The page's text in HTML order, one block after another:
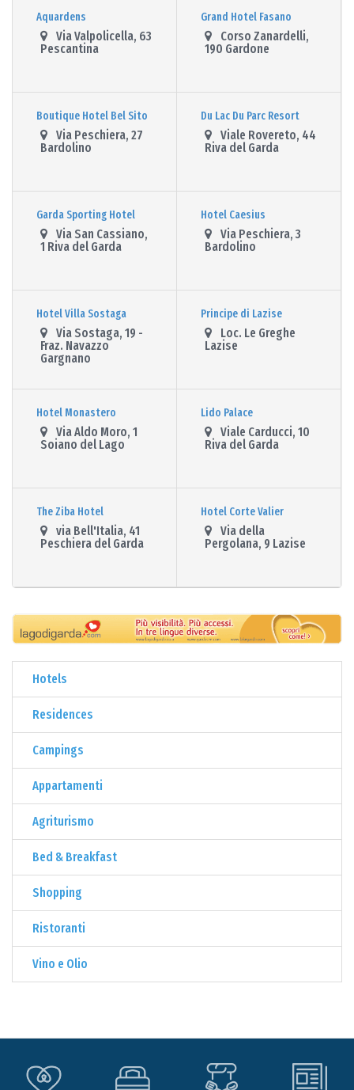
Aquardens
Via Valpolicella, 63
Pescantina
Grand Hotel Fasano
Corso Zanardelli,
190 Gardone
Boutique Hotel Bel Sito
Via Peschiera, 27
Bardolino
Du Lac Du Parc Resort
Viale Rovereto, 44
Riva del Garda
Garda Sporting Hotel
Via San Cassiano,
1 Riva del Garda
Hotel Caesius
Via Peschiera, 3
Bardolino
Hotel Villa Sostaga
Via Sostaga, 19 -
Fraz. Navazzo
Gargnano
Principe di Lazise
Loc. Le Greghe
Lazise
Hotel Monastero
Via Aldo Moro, 1
Soiano del Lago
Lido Palace
Viale Carducci, 10
Riva del Garda
The Ziba Hotel
via Bell'Italia, 41
Peschiera del Garda
Hotel Corte Valier
Via della
Pergolana, 9 Lazise
Hotels
Residences
Campings
Appartamenti
Agriturismo
Bed & Breakfast
Shopping
Ristoranti
Vino e Olio